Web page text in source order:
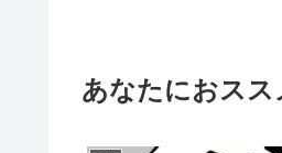
あなたにおスス